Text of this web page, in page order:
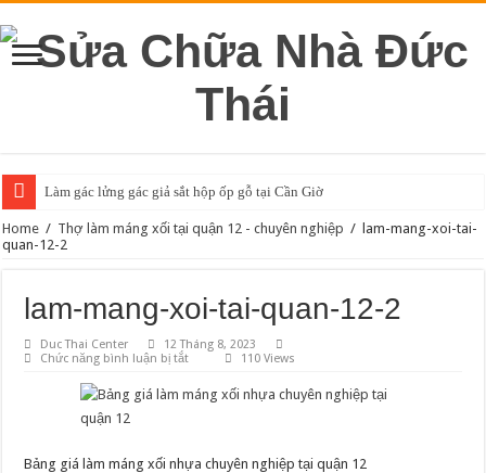
Làm gác lửng gác giả sắt hộp ốp gỗ tại Cần Giờ
Home / Thợ làm máng xối tại quận 12 - chuyên nghiệp /
lam-mang-xoi-tai-
quan-12-2
lam-mang-xoi-tai-quan-12-2
Duc Thai Center
12 Tháng 8, 2023
Chức năng bình luận bị tắtở
mang-
xoi-
110 Views
Bảng giá làm máng xối nhựa chuyên nghiệp tại quận 12